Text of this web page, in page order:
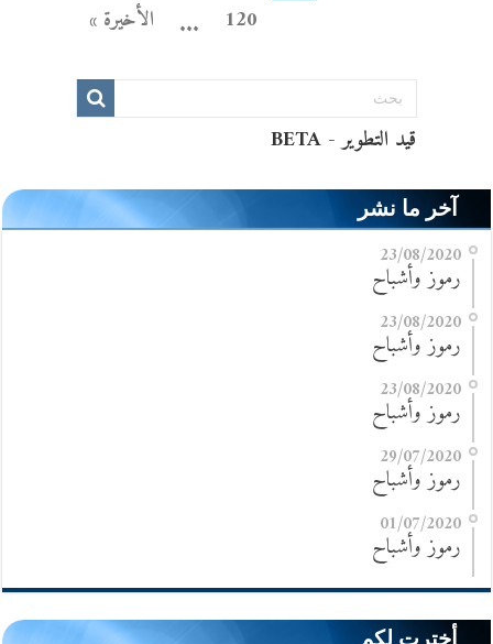
120
... الأخيرة »
آخر ما نشر
23/08/2020
رموز وأشباح
23/08/2020
رموز وأشباح
23/08/2020
رموز وأشباح
29/07/2020
رموز وأشباح
01/07/2020
رموز وأشباح
أخترت لكم